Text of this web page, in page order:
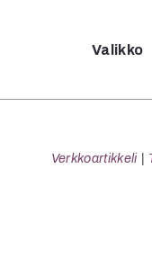
Sulje
Valikko
Verkkoartikkeli